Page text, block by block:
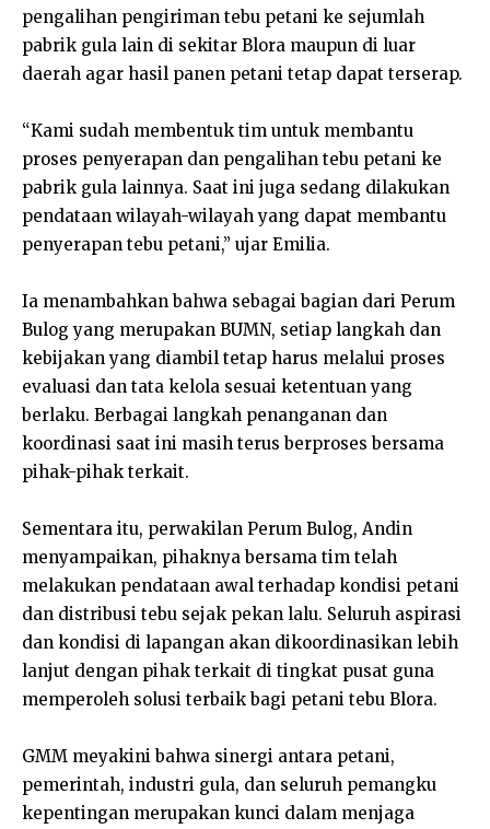
pengalihan pengiriman tebu petani ke sejumlah
pabrik gula lain di sekitar Blora maupun di luar
daerah agar hasil panen petani tetap dapat terserap.
“Kami sudah membentuk tim untuk membantu
proses penyerapan dan pengalihan tebu petani ke
pabrik gula lainnya. Saat ini juga sedang dilakukan
pendataan wilayah-wilayah yang dapat membantu
penyerapan tebu petani,” ujar Emilia.
Ia menambahkan bahwa sebagai bagian dari Perum
Bulog yang merupakan BUMN, setiap langkah dan
kebijakan yang diambil tetap harus melalui proses
evaluasi dan tata kelola sesuai ketentuan yang
berlaku. Berbagai langkah penanganan dan
koordinasi saat ini masih terus berproses bersama
pihak-pihak terkait.
Sementara itu, perwakilan Perum Bulog, Andin
menyampaikan, pihaknya bersama tim telah
melakukan pendataan awal terhadap kondisi petani
dan distribusi tebu sejak pekan lalu. Seluruh aspirasi
dan kondisi di lapangan akan dikoordinasikan lebih
lanjut dengan pihak terkait di tingkat pusat guna
memperoleh solusi terbaik bagi petani tebu Blora.
GMM meyakini bahwa sinergi antara petani,
pemerintah, industri gula, dan seluruh pemangku
kepentingan merupakan kunci dalam menjaga